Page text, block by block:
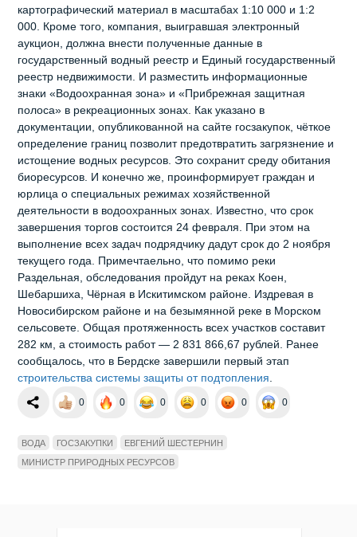
картографический материал в масштабах 1:10 000 и 1:2
000. Кроме того, компания, выигравшая электронный
аукцион, должна внести полученные данные в
государственный водный реестр и Единый государственный
реестр недвижимости. И разместить информационные
знаки «Водоохранная зона» и «Прибрежная защитная
полоса» в рекреационных зонах. Как указано в
документации, опубликованной на сайте госзакупок, чёткое
определение границ позволит предотвратить загрязнение и
истощение водных ресурсов. Это сохранит среду обитания
биоресурсов. И конечно же, проинформирует граждан и
юрлица о специальных режимах хозяйственной
деятельности в водоохранных зонах. Известно, что срок
завершения торгов состоится 24 февраля. При этом на
выполнение всех задач подрядчику дадут срок до 2 ноября
текущего года. Примечтаельно, что помимо реки
Раздельная, обследования пройдут на реках Коен,
Шебаршиха, Чёрная в Искитимском районе. Издревая в
Новосибирском районе и на безымянной реке в Морском
сельсовете. Общая протяженность всех участков составит
282 км, а стоимость работ — 2 831 866,67 рублей. Ранее
сообщалось, что в Бердске завершили первый этап
строительства системы защиты от подтопления
0 0 0 0 0 0
ВОДА ГОСЗАКУПКИ
ЕВГЕНИЙ ШЕСТЕРНИН
МИНИСТР ПРИРОДНЫХ РЕСУРСОВ